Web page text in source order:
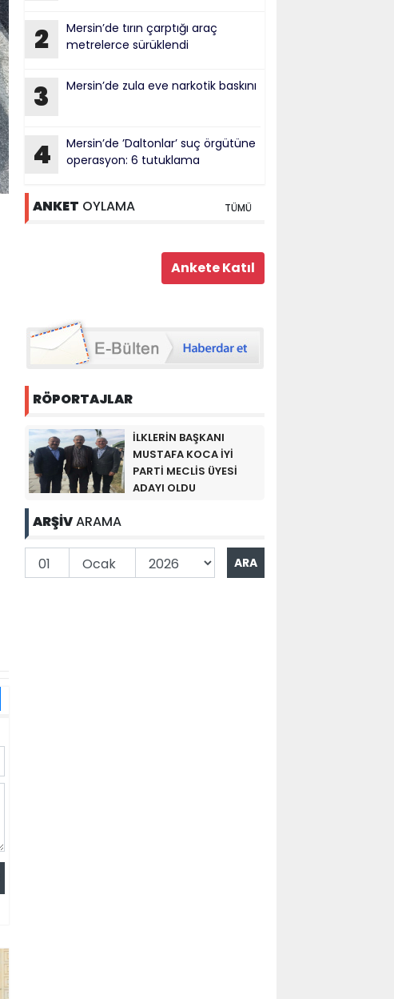
2
Mersin’de tırın çarptığı araç
metrelerce sürüklendi
3 Mersin’de zula eve narkotik baskını
4
Mersin’de ’Daltonlar’ suç örgütüne
operasyon: 6 tutuklama
ANKET OYLAMA TÜMÜ
RÖPORTAJLAR
İLKLERİN BAŞKANI
MUSTAFA KOCA İYİ
PARTİ MECLİS ÜYESİ
ADAYI OLDU
ARŞİVARAMA